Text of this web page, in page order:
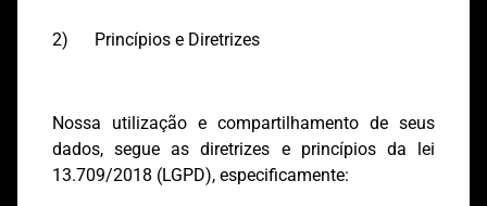
2) Princípios e Diretrizes
Nossa utilização e compartilhamento de seus
dados, segue as diretrizes e princípios da lei
13.709/2018 (LGPD), especificamente: